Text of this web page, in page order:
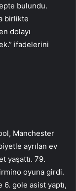
bulundu.
birlikte
dolayı
ifadelerini
Manchester
ayrılan ev
yaşattı. 79.
oyuna girdi.
6. gole asist yaptı,